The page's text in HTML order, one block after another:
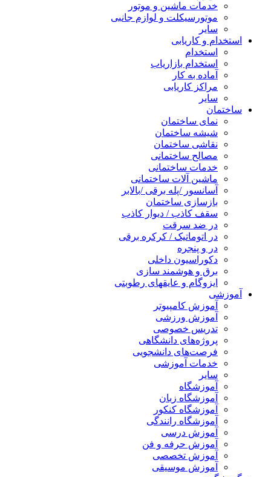
خدمات ماشین و موتور
موتورسیکلت و لوازم جانبی
سایر
استخدام و کاریابی
استخدام
استخدام بازاریاب
آماده به کار
مراکز کاریابی
سایر
ساختمان
نمای ساختمان
شیشه ساختمان
نقاشی ساختمان
مصالح ساختمانی
خدمات ساختمانی
ماشین آلات ساختمانی
آسانسور /پله برقی /بالابر
بازسازی ساختمان
سقف کاذب / دیوار کاذب
در ضد سرقت
در اتوماتیک / کرکره برقی
در و پنجره
دکوراسیون داخلی
برق و هوشمند سازی
ایزوگام و عایقهای رطوبتی
آموزشی
آموزش کامپیوتر
آموزش ورزشی
تدریس خصوصی
پروژه‌های دانشگاهی
فرصت‌های دانشجویی
خدمات آموزشی
سایر
آموزشگاه
آموزشگاه زبان
آموزشگاه کنکور
آموزشگاه رانندگی
آموزش درسی
آموزش حرفه و فن
آموزش تخصصی
آموزش موسیقی